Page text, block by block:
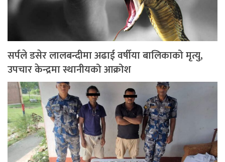
सर्पले डसेर लालबन्दीमा अढाई वर्षीया बालिकाको मृत्यु,
उपचार केन्द्रमा स्थानीयको आक्रोश